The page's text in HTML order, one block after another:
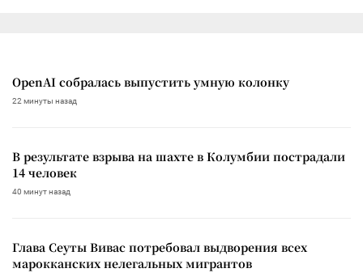
OpenAI собралась выпустить умную колонку
22 минуты назад
В результате взрыва на шахте в Колумбии пострадали
14 человек
40 минут назад
Глава Сеуты Вивас потребовал выдворения всех
марокканских нелегальных мигрантов